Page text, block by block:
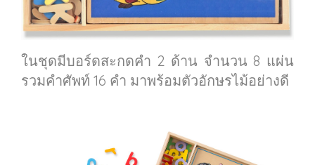
ในชุดมีบอร์ดสะกดคำ 2 ด้าน จำนวน 8 แผ่น
รวมคำศัพท์ 16 คำ มาพร้อมตัวอักษรไม้อย่างดี